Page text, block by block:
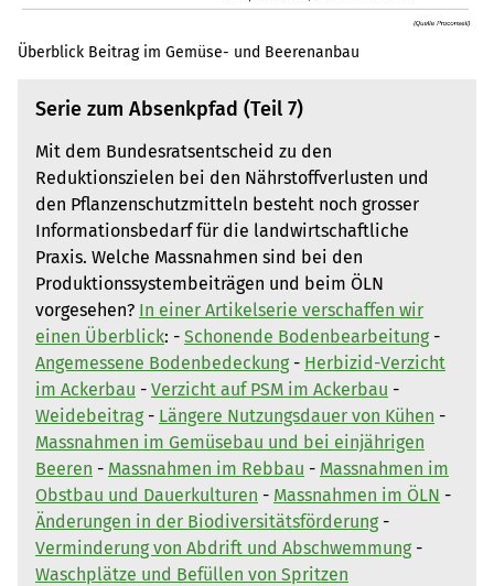
Überblick Beitrag im Gemüse- und Beerenanbau
Serie zum Absenkpfad (Teil 7)
Mit dem Bundesratsentscheid zu den
Reduktionszielen bei den Nährstoffverlusten und
den Pflanzenschutzmitteln besteht noch grosser
Informationsbedarf für die landwirtschaftliche
Praxis. Welche Massnahmen sind bei den
Produktionssystembeiträgen und beim ÖLN
vorgesehen? In einer Artikelserie verschaffen wir
einen Überblick: - Schonende Bodenbearbeitung-
Angemessene Bodenbedeckung- Herbizid-Verzicht
im Ackerbau - Verzicht auf PSM im Ackerbau -
Weidebeitrag- Längere Nutzungsdauer von Kühen -
Massnahmen im Gemüsebau und bei einjährigen
Beeren - Massnahmen im Rebbau - Massnahmen im
Obstbau und Dauerkulturen - Massnahmen im ÖLN -
Änderungen in der Biodiversitätsförderung-
Verminderung von Abdrift und Abschwemmung-
Waschplätze und Befüllen von Spritzen